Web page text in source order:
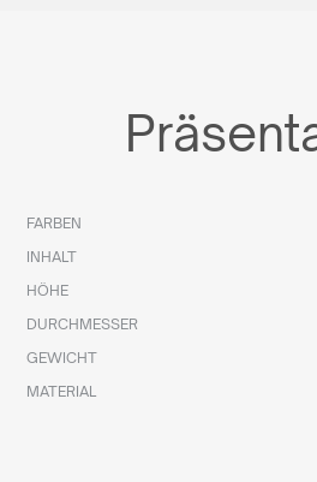
FARBEN
INHALT
HÖHE
DURCHMESSER
GEWICHT
MATERIAL